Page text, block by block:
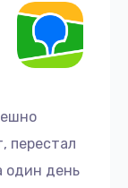
перестал
один день